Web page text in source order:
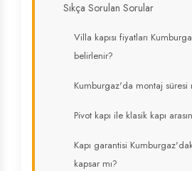
Sıkça Sorulan Sorular
Villa kapısı fiyatları
belirlenir?
Kumburgaz'da montaj süresi
Pivot kapı ile klasik kapı
Kapı garantisi
kapsar mı?